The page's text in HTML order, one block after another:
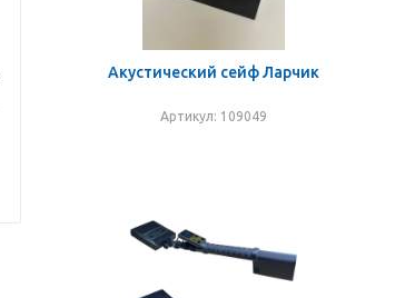
Акустический сейф Ларчик
Артикул: 109049